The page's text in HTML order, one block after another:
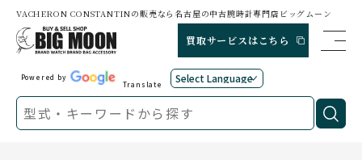
VACHERON CONSTANTINの販売なら名古屋の中古腕時計専門店ビッグムーン
買取サービスはこちら
Powered by
Translate